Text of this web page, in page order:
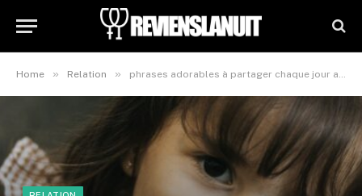
Home » Relation » phrases adorables à partager chaque jour avec votre partenaire